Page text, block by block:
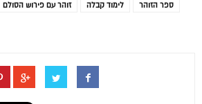
זוהר עם פירוש הסולם לימוד קבלה
ספר הזוהר